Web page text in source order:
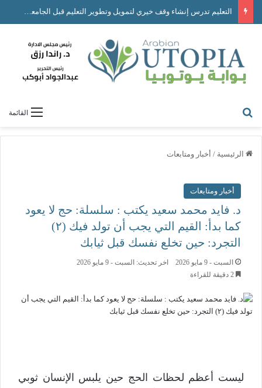
الشباب في قلب التحديث: نحو استراتيجية وطنية شاملة للتنمية الشبابية في مصر
القائمة
الرئيسية / أخبار ومتابعات
أخبار ومتابعات
د. فايد محمد سعيد يكتب : سلسلة: حج لا يعود
كما بدأ: القيم التي يجب أن تولد فيك (٢)
التجرد: حين تخلع نفسك قبل ثيابك
السبت - 9 مايو 2026
اخر تحديث: السبت - 9 مايو 2026
ليست أعظم لحظات الحج حين يلبس الإنسان ثوبي